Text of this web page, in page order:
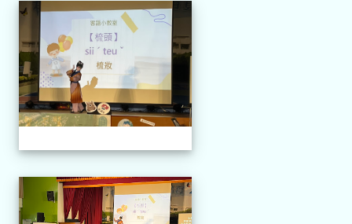
114.04.21 榮興採茶劇團演